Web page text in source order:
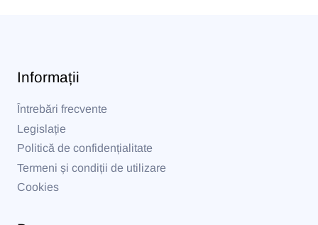
Informații
Întrebări frecvente
Legislație
Politică de confidențialitate
Termeni și condiții de utilizare
Cookies